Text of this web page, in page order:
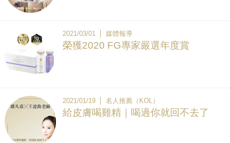
2021/03/01 媒體報導
榮獲2020 FG專家嚴選年度賞
2021/01/19 名人推薦（KOL）
給皮膚喝雞精｜喝過你就回不去了